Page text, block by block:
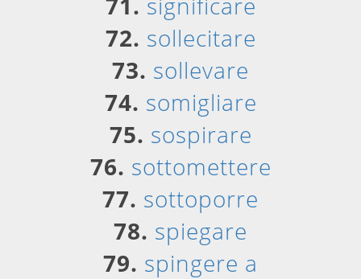
72. sollecitare
73. sollevare
74. somigliare
75. sospirare
76. sottomettere
77. sottoporre
78. spiegare
79. spingere a